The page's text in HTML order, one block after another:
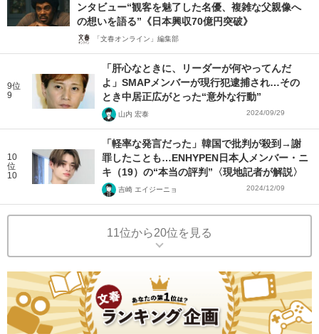
ンタビュー“観客を魅了した名優、複雑な父親像へ
の想いを語る”《日本興収70億円突破》
「文春オンライン」編集部
9位
9
「肝心なときに、リーダーが何やってんだ
よ」SMAPメンバーが現行犯逮捕され…その
とき中居正広がとった“意外な行動”
山内 宏泰 2024/09/29
10
位
10
「軽率な発言だった」韓国で批判が殺到→謝
罪したことも…ENHYPEN日本人メンバー・ニ
キ（19）の“本当の評判”〈現地記者が解説〉
吉崎 エイジーニョ 2024/12/09
11位から20位を見る